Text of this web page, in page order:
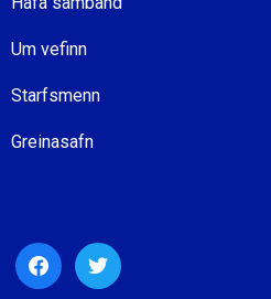
Um vefinn
Starfsmenn
Greinasafn
facebooktwitter